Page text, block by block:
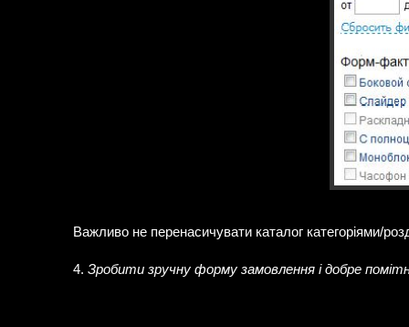
Важливо не перенасичувати каталог категоріями/
4. Зробити зручну форму замовлення і добре